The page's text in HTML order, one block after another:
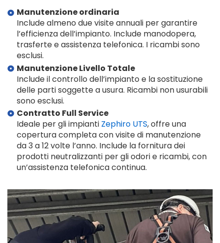
Manutenzione ordinaria
Include almeno due visite annuali per garantire
l’efficienza dell’impianto. Include manodopera,
trasferte e assistenza telefonica. I ricambi sono
esclusi.
Manutenzione Livello Totale
Include il controllo dell’impianto e la sostituzione
delle parti soggette a usura. Ricambi non usurabili
sono esclusi.
Contratto Full Service
Ideale per gli impianti Zephiro UTS, offre una
copertura completa con visite di manutenzione
da 3 a 12 volte l’anno. Include la fornitura dei
prodotti neutralizzanti per gli odori e ricambi, con
un’assistenza telefonica continua.